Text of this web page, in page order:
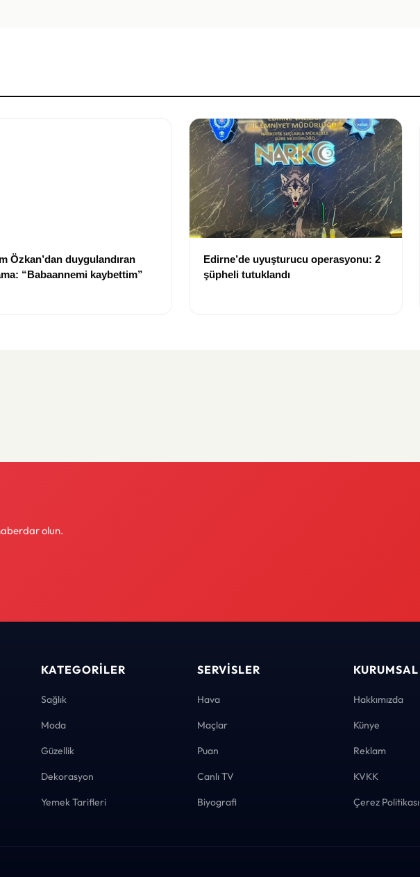
Özkan’dan duygulandıran
“Babaannemi kaybettim”
Edirne’de uyuşturucu operasyonu: 2
şüpheli tutuklandı
olun.
KATEGORILER
Sağlık
Moda
Güzellik
Dekorasyon
Yemek Tarifleri
SERVISLER
Hava
Maçlar
Puan
Canlı TV
Biyografi
KURUMSAL
Hakkımızda
Künye
Reklam
KVKK
Çerez Politikası